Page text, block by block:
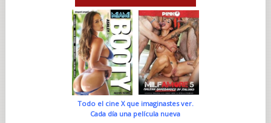
Todo el cine X que imaginastes ver.
Cada día una película nueva